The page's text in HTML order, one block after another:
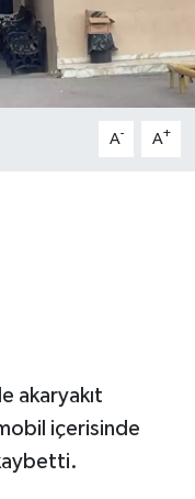
A- A+
akaryakıt
içerisinde